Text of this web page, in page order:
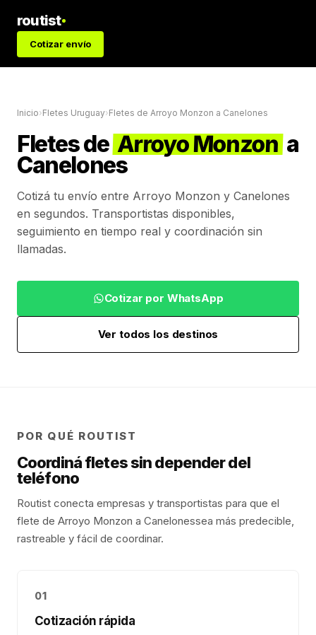
routist
Cotizar envío
Inicio›Fletes Uruguay›Fletes de Arroyo Monzon a Canelones
Fletes de Arroyo Monzon a
Canelones
Cotizá tu envío entre Arroyo Monzon y Canelones
en segundos. Transportistas disponibles,
seguimiento en tiempo real y coordinación sin
llamadas.
Cotizar por WhatsApp
Ver todos los destinos
POR QUÉ ROUTIST
Coordiná fletes sin depender del
teléfono
Routist conecta empresas y transportistas para que el
flete de Arroyo Monzon a Canelonessea más predecible,
rastreable y fácil de coordinar.
01
Cotización rápida